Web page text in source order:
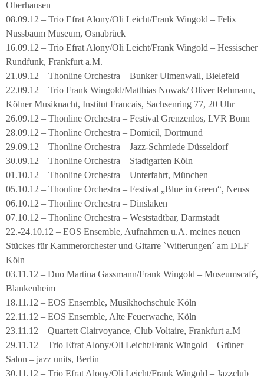
Oberhausen
08.09.12 – Trio Efrat Alony/Oli Leicht/Frank Wingold – Felix
Nussbaum Museum, Osnabrück
16.09.12 – Trio Efrat Alony/Oli Leicht/Frank Wingold – Hessischer
Rundfunk, Frankfurt a.M.
21.09.12 – Thonline Orchestra – Bunker Ulmenwall, Bielefeld
22.09.12 – Trio Frank Wingold/Matthias Nowak/ Oliver Rehmann,
Kölner Musiknacht, Institut Francais, Sachsenring 77, 20 Uhr
26.09.12 – Thonline Orchestra – Festival Grenzenlos, LVR Bonn
28.09.12 – Thonline Orchestra – Domicil, Dortmund
29.09.12 – Thonline Orchestra – Jazz-Schmiede Düsseldorf
30.09.12 – Thonline Orchestra – Stadtgarten Köln
01.10.12 – Thonline Orchestra – Unterfahrt, München
05.10.12 – Thonline Orchestra – Festival „Blue in Green“, Neuss
06.10.12 – Thonline Orchestra – Dinslaken
07.10.12 – Thonline Orchestra – Weststadtbar, Darmstadt
22.-24.10.12 – EOS Ensemble, Aufnahmen u.A. meines neuen
Stückes für Kammerorchester und Gitarre `Witterungen´ am DLF
Köln
03.11.12 – Duo Martina Gassmann/Frank Wingold – Museumscafé,
Blankenheim
18.11.12 – EOS Ensemble, Musikhochschule Köln
22.11.12 – EOS Ensemble, Alte Feuerwache, Köln
23.11.12 – Quartett Clairvoyance, Club Voltaire, Frankfurt a.M
29.11.12 – Trio Efrat Alony/Oli Leicht/Frank Wingold – Grüner
Salon – jazz units, Berlin
30.11.12 – Trio Efrat Alony/Oli Leicht/Frank Wingold – Jazzclub